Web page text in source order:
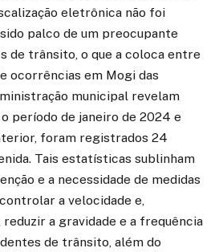
eletrônica não foi
palco de um preocupante
de trânsito, o que a coloca entre
ocorrências em Mogi das
municipal revelam
período de janeiro de 2024 e
foram registrados 24
Tais estatísticas sublinham
e a necessidade de medidas
a velocidade e,
a gravidade e a frequência
de trânsito, além do